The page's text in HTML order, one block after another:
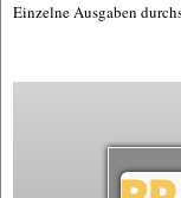
Einzelne Ausgaben